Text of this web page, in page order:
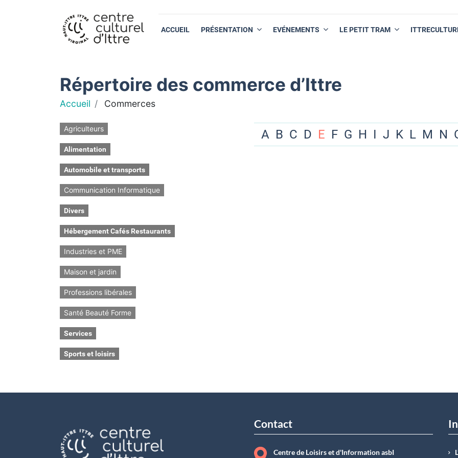
ACCUEIL PRÉSENTATION EVÉNEMENTS LE PETIT TRAM
Répertoire des commerce d’Ittre
Accueil Commerces
Agriculteurs
Alimentation
Automobile et transports
Communication Informatique
Divers
Hébergement Cafés Restaurants
Industries et PME
Maison et jardin
Professions libérales
Santé Beauté Forme
Services
Sports et loisirs
A B C D E F G H I J K L M N
Contact
Centre de Loisirs et d'Information asbI